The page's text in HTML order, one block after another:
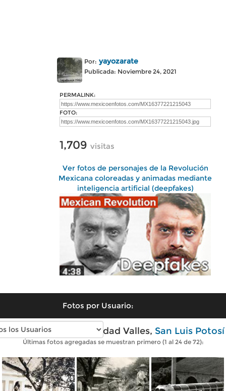
Por: yayozarate
Publicada: Noviembre 24, 2021
PERMALINK:
FOTO:
1,709 visitas
Ver fotos de personajes de la Revolución
Mexicana coloreadas y animadas mediante
inteligencia artificial (deepfakes)
Fotos por Usuario:
Fotos antiguas de Ciudad Valles, San Luis Potosí
Últimas fotos agregadas se muestran primero (1 al 24 de 72):